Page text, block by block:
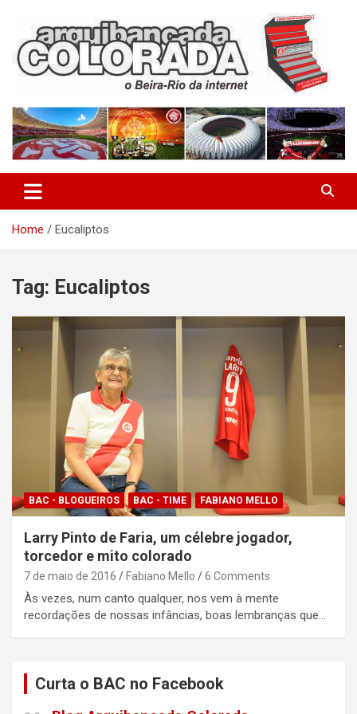
content
Arquibancada Colorada
Home Eucaliptos
Tag: Eucaliptos
BAC - BLOGUEIROS BAC - TIME FABIANO MELLO
Larry Pinto de Faria, um célebre jogador,
torcedor e mito colorado
7 de maio de 2016 Fabiano Mello 6 Comments
Às vezes, num canto qualquer, nos vem à mente
recordações de nossas infâncias, boas lembranças que…
Curta o BAC no Facebook